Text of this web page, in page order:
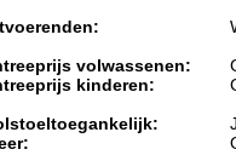
volwassenen:
kinderen: